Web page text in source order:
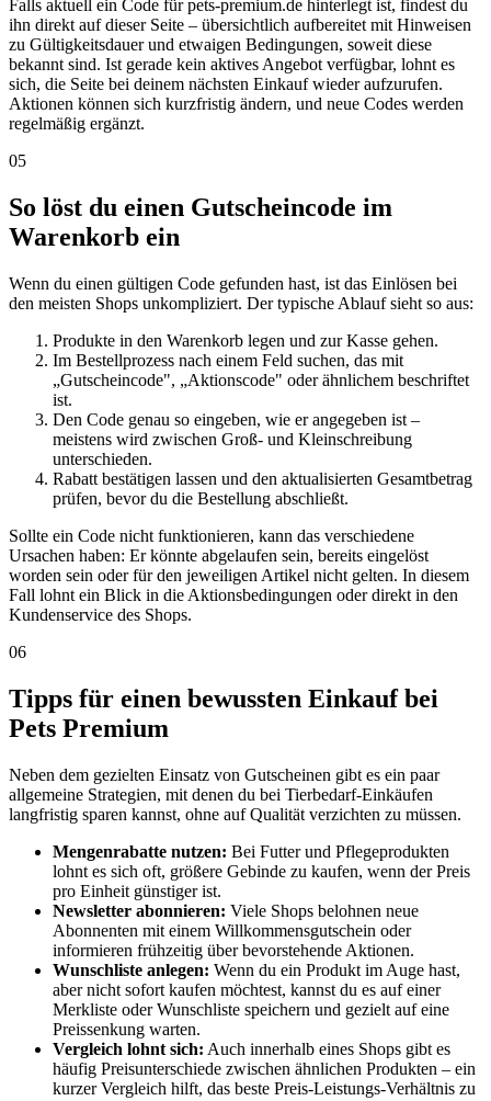
Falls aktuell ein Code für pets-premium.de hinterlegt ist, findest du
ihn direkt auf dieser Seite – übersichtlich aufbereitet mit Hinweisen
zu Gültigkeitsdauer und etwaigen Bedingungen, soweit diese
bekannt sind. Ist gerade kein aktives Angebot verfügbar, lohnt es
sich, die Seite bei deinem nächsten Einkauf wieder aufzurufen.
Aktionen können sich kurzfristig ändern, und neue Codes werden
regelmäßig ergänzt.
05
So löst du einen Gutscheincode im
Warenkorb ein
Wenn du einen gültigen Code gefunden hast, ist das Einlösen bei
den meisten Shops unkompliziert. Der typische Ablauf sieht so aus:
Produkte in den Warenkorb legen und zur Kasse gehen.
Im Bestellprozess nach einem Feld suchen, das mit
„Gutscheincode", „Aktionscode" oder ähnlichem beschriftet
ist.
Den Code genau so eingeben, wie er angegeben ist –
meistens wird zwischen Groß- und Kleinschreibung
unterschieden.
Rabatt bestätigen lassen und den aktualisierten Gesamtbetrag
prüfen, bevor du die Bestellung abschließt.
Sollte ein Code nicht funktionieren, kann das verschiedene
Ursachen haben: Er könnte abgelaufen sein, bereits eingelöst
worden sein oder für den jeweiligen Artikel nicht gelten. In diesem
Fall lohnt ein Blick in die Aktionsbedingungen oder direkt in den
Kundenservice des Shops.
06
Tipps für einen bewussten Einkauf bei
Pets Premium
Neben dem gezielten Einsatz von Gutscheinen gibt es ein paar
allgemeine Strategien, mit denen du bei Tierbedarf-Einkäufen
langfristig sparen kannst, ohne auf Qualität verzichten zu müssen.
Mengenrabatte nutzen: Bei Futter und Pflegeprodukten
lohnt es sich oft, größere Gebinde zu kaufen, wenn der Preis
pro Einheit günstiger ist.
Newsletter abonnieren: Viele Shops belohnen neue
Abonnenten mit einem Willkommensgutschein oder
informieren frühzeitig über bevorstehende Aktionen.
Wunschliste anlegen: Wenn du ein Produkt im Auge hast,
aber nicht sofort kaufen möchtest, kannst du es auf einer
Merkliste oder Wunschliste speichern und gezielt auf eine
Preissenkung warten.
Vergleich lohnt sich: Auch innerhalb eines Shops gibt es
häufig Preisunterschiede zwischen ähnlichen Produkten – ein
kurzer Vergleich hilft, das beste Preis-Leistungs-Verhältnis zu